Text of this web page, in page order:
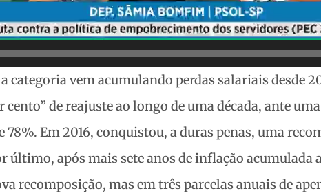
categoria vem acumulando perdas salariais desde
cento” de reajuste ao longo de uma década, ante
78%. Em 2016, conquistou, a duras penas, uma
último, após mais sete anos de inflação acumulada
recomposição, mas em três parcelas anuais de